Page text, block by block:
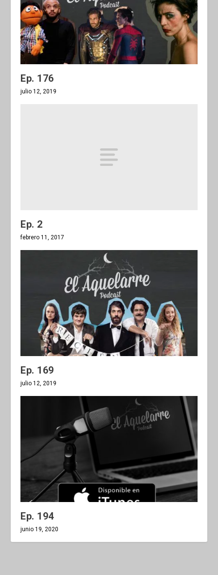
Ep. 176
julio 12, 2019
Ep. 2
febrero 11, 2017
Ep. 169
julio 12, 2019
Ep. 194
junio 19, 2020